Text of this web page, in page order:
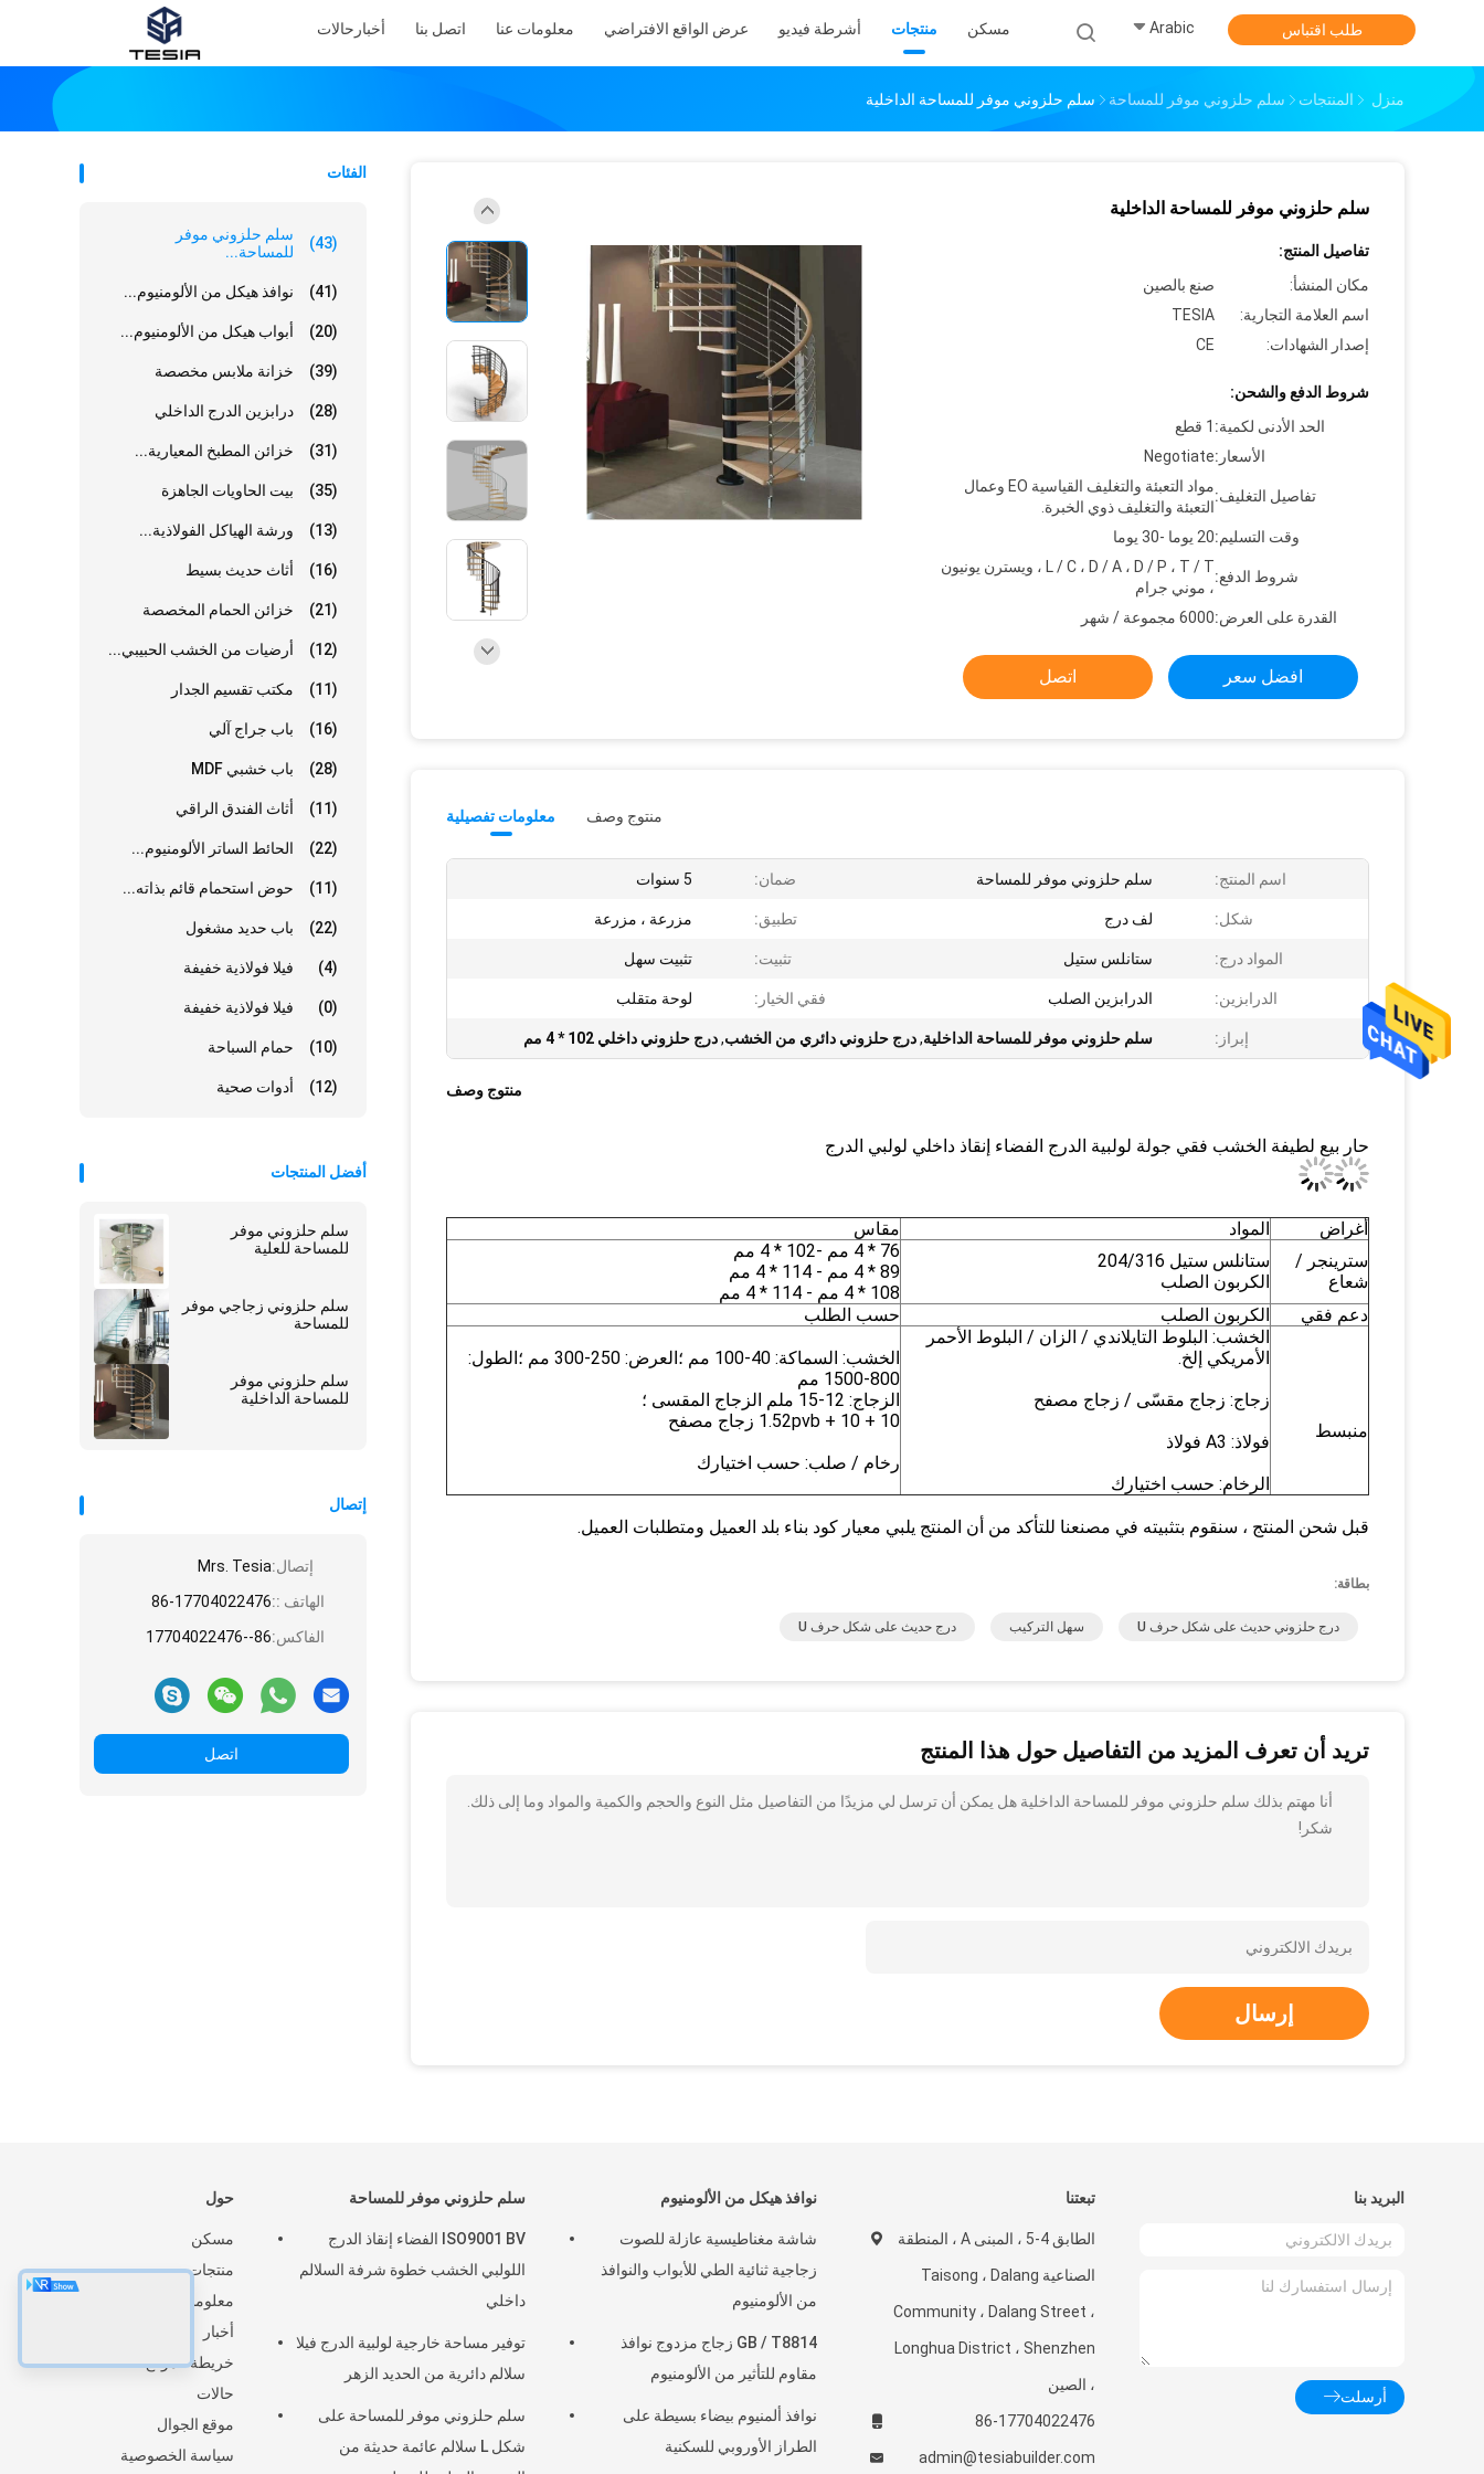
مسكن منتجات أشرطة فيديو عرض الواقع الافتراضي معلومات عنا اتصل بنا أخبار حالات Arabic طلب اقتباس
منزل المنتجات سلم حلزوني موفر للمساحة سلم حلزوني موفر للمساحة الداخلية
الفئات
سلم حلزوني موفر
للمساحة...
(43)
نوافذ هيكل من الألومنيوم... (41)
أبواب هيكل من الألومنيوم... (20)
خزانة ملابس مخصصة (39)
درابزين الدرج الداخلي (28)
خزائن المطبخ المعيارية... (31)
بيت الحاويات الجاهزة (35)
ورشة الهياكل الفولاذية... (13)
أثاث حديث بسيط (16)
خزائن الحمام المخصصة (21)
أرضيات من الخشب الحبيبي... (12)
مكتب تقسيم الجدار (11)
باب جراج آلي (16)
باب خشبي MDF (28)
أثاث الفندق الراقي (11)
الحائط الساتر الألومنيوم... (22)
حوض استحمام قائم بذاته... (11)
باب حديد مشغول (22)
فيلا فولاذية خفيفة (4)
فيلا فولاذية خفيفة (0)
حمام السباحة (10)
أدوات صحية (12)
أفضل المنتجات
سلم حلزوني موفر
للمساحة للعلية
سلم حلزوني زجاجي موفر
للمساحة
سلم حلزوني موفر
للمساحة الداخلية
إتصال
إتصال:Mrs. Tesia
الهاتف ::86-17704022476
الفاكس:86--17704022476
اتصل
سلم حلزوني موفر للمساحة الداخلية
تفاصيل المنتج:
مكان المنشأ:
صنع بالصين
اسم العلامة التجارية:
TESIA
إصدار الشهادات:
CE
شروط الدفع والشحن:
الحد الأدنى لكمية: 1 قطع
الأسعار:Negotiate
تفاصيل التغليف:
مواد التعبئة والتغليف القياسية EO وعمال
التعبئة والتغليف ذوي الخبرة.
وقت التسليم:20 يوما -30 يوما
شروط الدفع:
L / C ، D / A ، D / P ، T / T ، ويسترن يونيون
، موني جرام
القدرة على العرض:6000 مجموعة / شهر
افضل سعر اتصل
معلومات تفصيلية منتوج وصف
اسم المنتج: سلم حلزوني موفر للمساحة ضمان: 5 سنوات
شكل: لف درج تطبيق: مزرعة ، مزرعة
المواد درج: ستانلس ستيل تثبيت: تثبيت سهل
الدرابزين: الدرابزين الصلب فقي الخيار: لوحة متقلب
إبراز: سلم حلزوني موفر للمساحة الداخلية,درج حلزوني دائري من الخشب,درج حلزوني داخلي 102 * 4 مم
منتوج وصف
حار بيع لطيفة الخشب فقي جولة لولبية الدرج الفضاء إنقاذ داخلي لولبي الدرج
أغراض المواد
مقاس
سترينجر /
شعاع
ستانلس ستيل 204/316
الكربون الصلب
76 * 4 مم -102 * 4 مم
89 * 4 مم - 114 * 4 مم
108 * 4 مم - 114 * 4 مم
دعم فقي
الكربون الصلب حسب الطلب
منبسط
الخشب: البلوط التايلاندي / الزان / البلوط الأحمر
الأمريكي إلخ.
زجاج: زجاج مقسّى / زجاج مصفح
فولاذ: A3 فولاذ
الرخام: حسب اختيارك
الخشب: السماكة: 40-100 مم ؛العرض: 250-300 مم ؛الطول:
800-1500 مم
الزجاج: 12-15 ملم الزجاج المقسى ؛
10 + 1.52pvb + 10 زجاج مصفح
رخام / صلب: حسب اختيارك
قبل شحن المنتج ، سنقوم بتثبيته في مصنعنا للتأكد من أن المنتج يلبي معيار كود بناء بلد العميل ومتطلبات العميل.
بطاقة:
درج حلزوني حديث على شكل حرف U سهل التركيب درج حديث على شكل حرف U
تريد أن تعرف المزيد من التفاصيل حول هذا المنتج
أنا مهتم بذلك سلم حلزوني موفر للمساحة الداخلية هل يمكن أن ترسل لي مزيدًا من التفاصيل مثل النوع والحجم والكمية والمواد وما إلى ذلك.
شكر!
إرسال
حول
مسكن
منتجات
معلومات عنا
أخبار
خريطة الموقع
حالات
موقع الجوال
سياسة الخصوصية
سلم حلزوني موفر للمساحة
ISO9001 BV الفضاء إنقاذ الدرج
اللولبي الخشب خطوة شرفة السلالم
داخلي
توفير مساحة خارجية لولبية الدرج فيلا
سلالم دائرية من الحديد الزهر
سلم حلزوني موفر للمساحة على
شكل L سلالم عائمة حديثة من
نوافذ هيكل من الألومنيوم
شاشة مغناطيسية عازلة للصوت
زجاجية ثنائية الطي للأبواب والنوافذ
من الألومنيوم
GB / T8814 زجاج مزدوج نوافذ
مقاوم للتأثير من الألومنيوم
نوافذ ألمنيوم بيضاء بسيطة على
الطراز الأوروبي للسكنية
تبعتنا
الطابق 4-5 ، المبنى A ، المنطقة
الصناعية Taisong ، Dalang
Community ، Dalang Street ،
Longhua District ، Shenzhen
، الصين
86-17704022476
admin@tesiabuilder.com
البريد بنا
أرسلت